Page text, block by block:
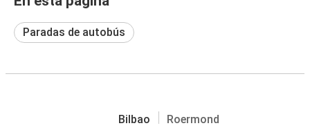
Paradas de autobús
Bilbao Roermond